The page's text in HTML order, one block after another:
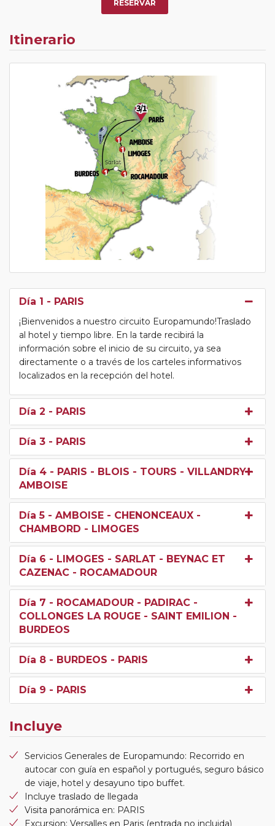
nuestro Club de Pasajeros (cuya obtención se realiza
tras rellenar el cuestionario de satisfacción en "Mi viaje")
o los que estén en luna de miel contarán con un
descuento del 5%.
RESERVAR
Itinerario
Día 1 - PARIS
¡Bienvenidos a nuestro circuito Europamundo!Traslado
al hotel y tiempo libre. En la tarde recibirá la
información sobre el inicio de su circuito, ya sea
directamente o a través de los carteles informativos
localizados en la recepción del hotel.
Día 2 - PARIS
Día 3 - PARIS
Día 4 - PARIS - BLOIS - TOURS - VILLANDRY -
AMBOISE
Día 5 - AMBOISE - CHENONCEAUX -
CHAMBORD - LIMOGES
Día 6 - LIMOGES - SARLAT - BEYNAC ET
CAZENAC - ROCAMADOUR
Día 7 - ROCAMADOUR - PADIRAC -
COLLONGES LA ROUGE - SAINT EMILION -
BURDEOS
Día 8 - BURDEOS - PARIS
Día 9 - PARIS
Incluye
Servicios Generales de Europamundo: Recorrido en
autocar con guía en español y portugués, seguro básico
de viaje, hotel y desayuno tipo buffet.
Incluye traslado de llegada
Visita panorámica en: PARIS
Excursion: Versalles en Paris (entrada no incluida)